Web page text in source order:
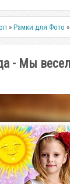
»Рамки для Фото
- Мы